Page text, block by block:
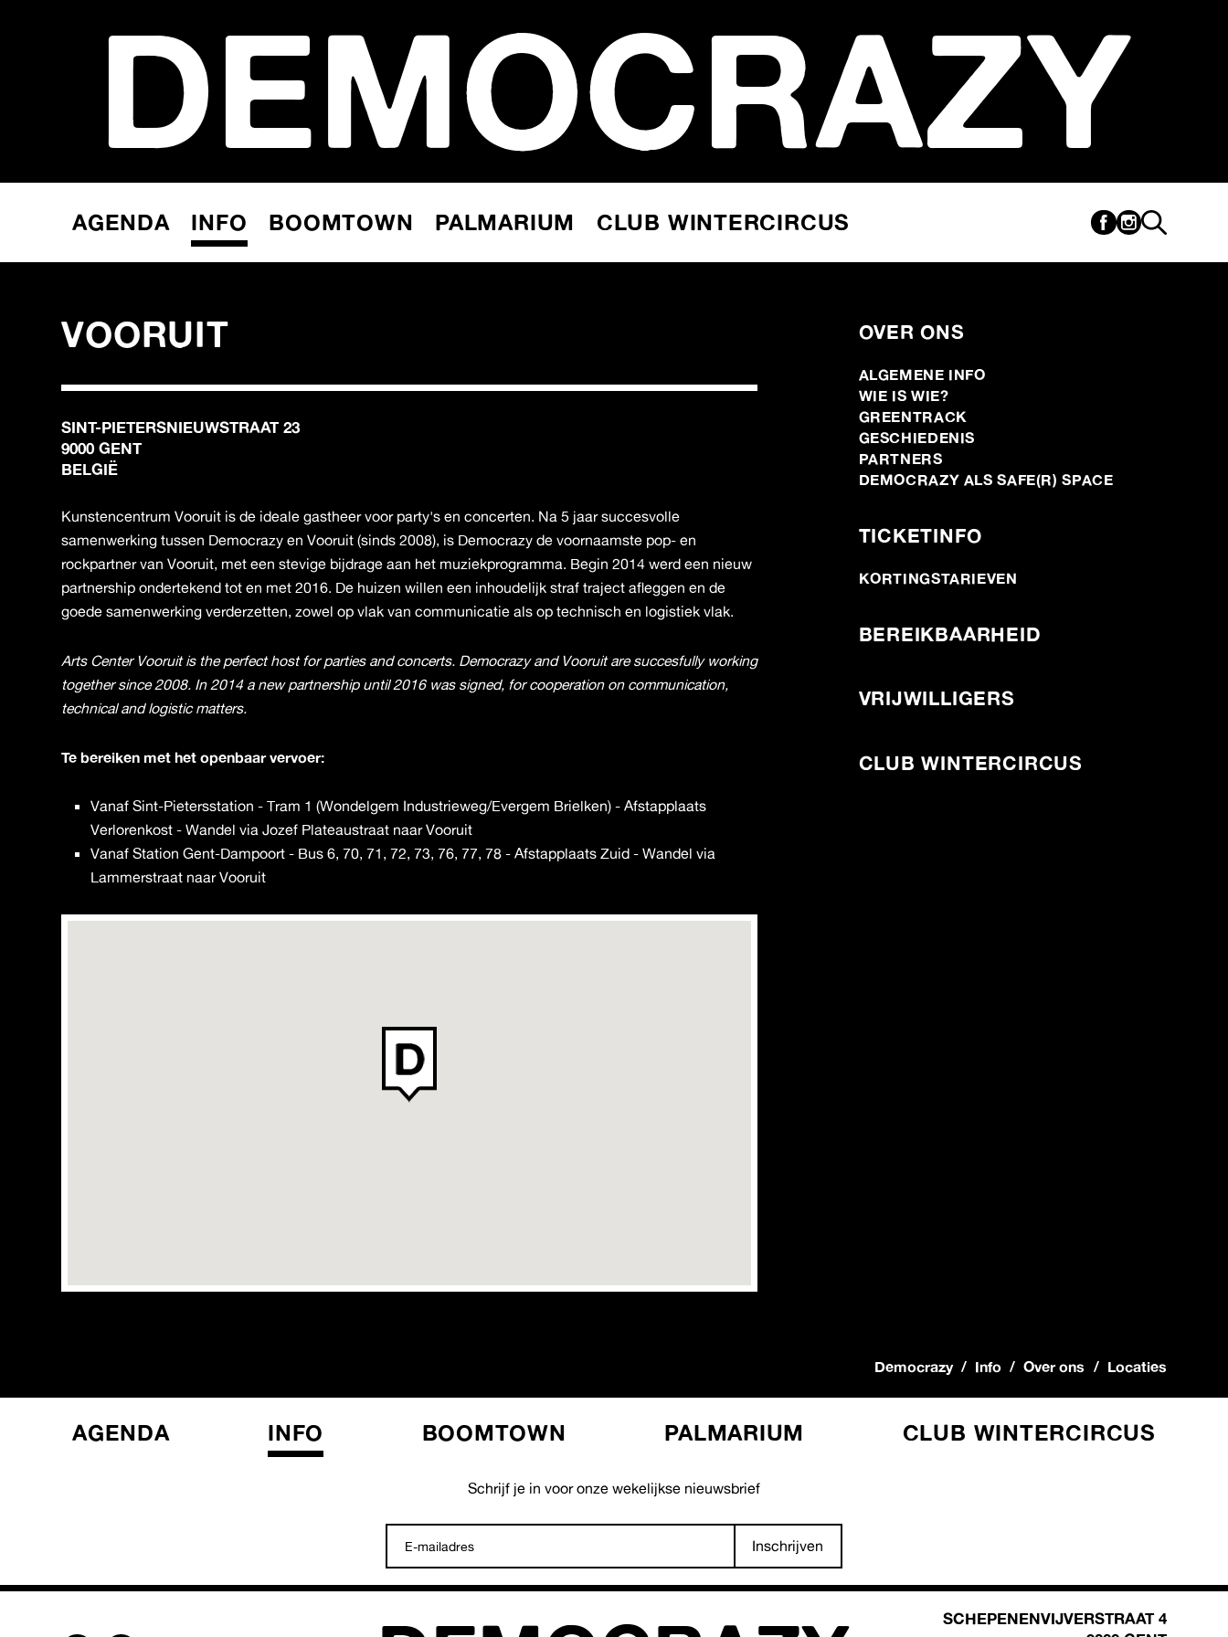
DEMOCRAZY
AGENDA INFO BOOMTOWN PALMARIUM CLUB WINTERCIRCUS
VOORUIT
SINT-PIETERSNIEUWSTRAAT 23
9000 GENT
BELGIË
Kunstencentrum Vooruit is de ideale gastheer voor party's en concerten. Na 5 jaar succesvolle
samenwerking tussen Democrazy en Vooruit (sinds 2008), is Democrazy de voornaamste pop- en
rockpartner van Vooruit, met een stevige bijdrage aan het muziekprogramma. Begin 2014 werd een nieuw
partnership ondertekend tot en met 2016. De huizen willen een inhoudelijk straf traject afleggen en de
goede samenwerking verderzetten, zowel op vlak van communicatie als op technisch en logistiek vlak.
Arts Center Vooruit is the perfect host for parties and concerts. Democrazy and Vooruit are succesfully working
together since 2008. In 2014 a new partnership until 2016 was signed, for cooperation on communication,
technical and logistic matters.
Te bereiken met het openbaar vervoer:
Vanaf Sint-Pietersstation - Tram 1 (Wondelgem Industrieweg/Evergem Brielken) - Afstapplaats
Verlorenkost - Wandel via Jozef Plateaustraat naar Vooruit
Vanaf Station Gent-Dampoort - Bus 6, 70, 71, 72, 73, 76, 77, 78 - Afstapplaats Zuid - Wandel via
Lammerstraat naar Vooruit
OVER ONS
ALGEMENE INFO
WIE IS WIE?
GREENTRACK
GESCHIEDENIS
PARTNERS
DEMOCRAZY ALS SAFE(R) SPACE
TICKETINFO
KORTINGSTARIEVEN
BEREIKBAARHEID
VRIJWILLIGERS
CLUB WINTERCIRCUS
Democrazy Info Over ons Locaties
AGENDA INFO BOOMTOWN PALMARIUM CLUB WINTERCIRCUS
Schrijf je in voor onze wekelijkse nieuwsbrief
Inschrijven
SCHEPENENVIJVERSTRAAT 4